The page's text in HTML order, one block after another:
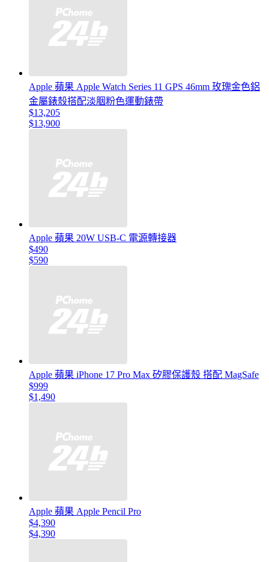
Apple 蘋果 Apple Watch Series 11 GPS 46mm 玫瑰金色鋁
金屬錶殼搭配淡胭粉色運動錶帶
$13,205
$13,900
Apple 蘋果 20W USB-C 電源轉接器
$490
$590
Apple 蘋果 iPhone 17 Pro Max 矽膠保護殼 搭配 MagSafe
$999
$1,490
Apple 蘋果 Apple Pencil Pro
$4,390
$4,390